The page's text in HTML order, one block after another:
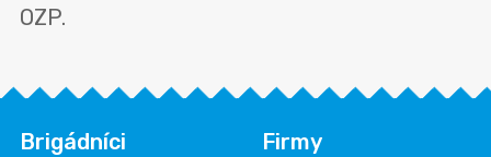
OZP.
Brigádníci Firmy